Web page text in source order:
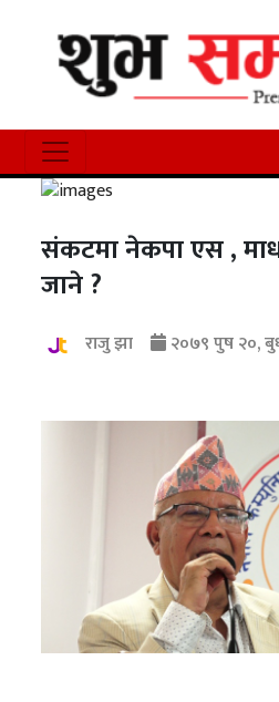
संकटमा नेकपा एस ,
जाने ?
राजु झा
२०७९ पुष २०,